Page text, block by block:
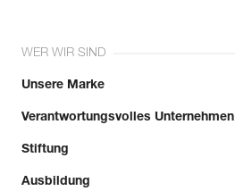
WER WIR SIND
Unsere Marke
Verantwortungsvolles Unternehmen
Stiftung
Ausbildung